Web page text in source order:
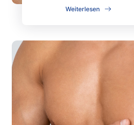
Weiterlesen